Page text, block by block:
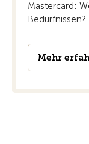
Mastercard:
Bedürfnissen?
Mehr